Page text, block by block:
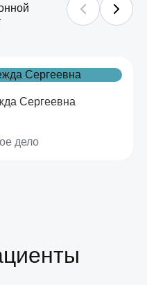
Сергеевна
дело